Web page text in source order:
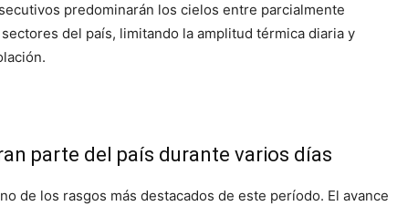
predominarán los cielos entre parcialmente
del país, limitando la amplitud térmica diaria y
parte del país durante varios días
de los rasgos más destacados de este período. El avance